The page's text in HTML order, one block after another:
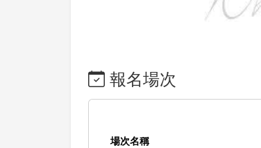
報名場次
場次名稱